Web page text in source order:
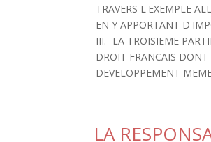
TRAVERS L'EXEMPLE
EN Y APPORTANT
III.- LA TROISIEME
DROIT FRANCAIS
DEVELOPPEMENT
LA